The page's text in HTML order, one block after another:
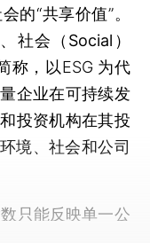
的“共享价值”。
社会（Social）
称 ，以ESG 为代
企业在可持续发
投资机构在其投
境、社会和公司
只能反映单一公